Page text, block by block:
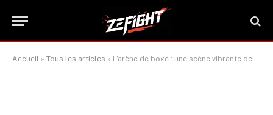
Accueil » Tous les articles » L’arène de boxe : une scène vibrante de culture populaire